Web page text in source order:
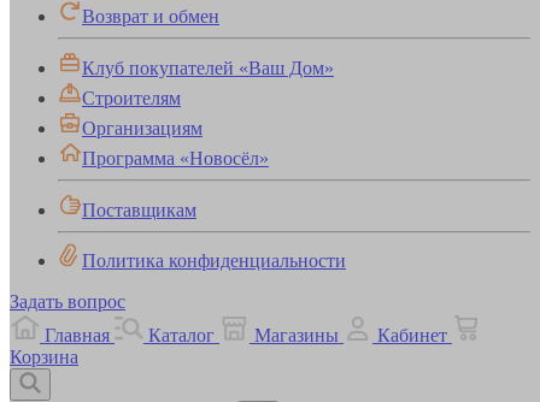
Возврат и обмен
Клуб покупателей «Ваш Дом»
Строителям
Организациям
Программа «Новосёл»
Поставщикам
Политика конфиденциальности
Задать вопрос
Главная
Каталог Магазины
Кабинет
Корзина